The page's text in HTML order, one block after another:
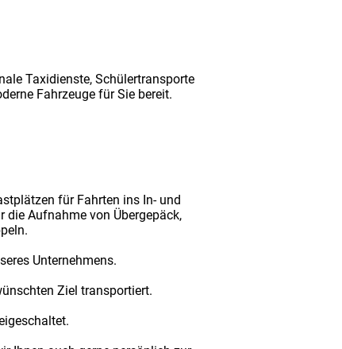
Taxidienste, Schülertransporte
Fahrzeuge für Sie bereit.
für Fahrten ins In- und
Aufnahme von Übergepäck,
Unternehmens.
Ziel transportiert.